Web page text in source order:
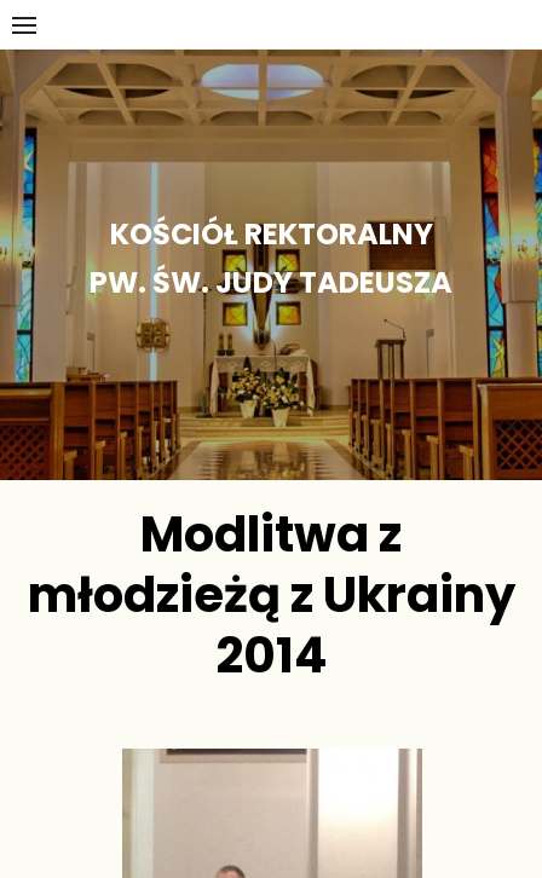
Skip
to
content
KOŚCIÓŁ REKTORALNY
PW. ŚW. JUDY TADEUSZA
Modlitwa z
młodzieżą z Ukrainy
2014